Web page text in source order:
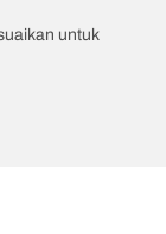
untuk